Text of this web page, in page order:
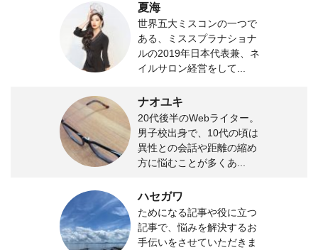
夏海
世界五大ミスコンの一つで
ある、ミススプラナショナ
ルの2019年日本代表兼、ネ
イルサロン経営をして...
ナオユキ
20代後半のWebライター。
男子校出身で、10代の頃は
異性との会話や距離の縮め
方に悩むことが多くあ...
ハセガワ
ためになる記事や役に立つ
記事で、悩みを解決するお
手伝いをさせていただきま